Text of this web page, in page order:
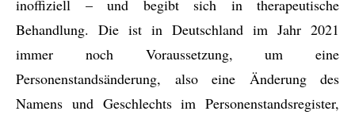
inoffiziell – und begibt sich in therapeutische
Behandlung. Die ist in Deutschland im Jahr 2021
immer noch Voraussetzung, um eine
Personenstandsänderung, also eine Änderung des
Namens und Geschlechts im Personenstandsregister,